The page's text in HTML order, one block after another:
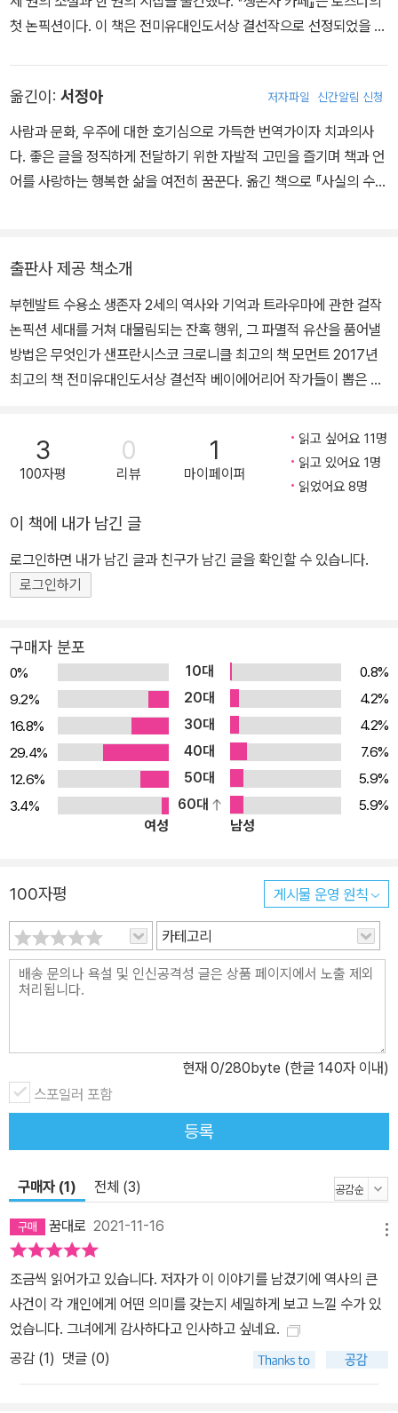
첫 논픽션이다. 이 책은 전미유대인도서상 결선작으로 선정되었을 뿐
아대학 어바인 캠퍼스에서 예술학 석사과정을 밟았으며, 호주 퀸즐랜
드대학에서도 수학했다. 대학에서 30년 넘게 창작과 작문을 가르쳤
고, 홀로코스트 생존자 부부의 딸로서 자신의 생각과 경험을 바탕으
로 픽션과 논픽션, 시와 산문을 넘나들며 솔직하고 울림 있는 작품들
속도The Speed of Light』는 9개국어로 번역되었고, 엘리 위젤이
심사위원으로 참여한 해럴드 U. 리발로상과 프랑스 블뢰 지롱드상을
비롯해 미국과 유럽에서 유수의 문학상을 수상했다. 특히 2003년에
는 프랑스어 번역본이 높은 권위를 자랑하는 페미나상의 최종 후보작
에 오르기도 했다. 두번째 소설 『블루 누드Blue Nude』는 『샌프란시
릭 시티Electric City』는 미국 공영 라디오NPR가 선정한 2014년
최고의 책 목록에 이름을 올렸다. 자전적 시집 『중력Gravity』 역시
옮긴이: 서정아 저자파일 신간알림 신청
사람과 문화, 우주에 대한 호기심으로 가득한 번역가이자 치과의사
다. 좋은 글을 정직하게 전달하기 위한 자발적 고민을 즐기며 책과 언
어를 사랑하는 행복한 삶을 여전히 꿈꾼다. 옮긴 책으로 『사실의 수
『맹그로브의 눈물』 등이 있다.
출판사 제공 책소개
부헨발트 수용소 생존자 2세의 역사와 기억과 트라우마에 관한 걸작
논픽션 세대를 거쳐 대물림되는 잔혹 행위, 그 파멸적 유산을 품어낼
방법은 무엇인가 샌프란시스코 크로니클 최고의 책 모먼트 2017년
최고의 책 전미유대인도서상 결선작 베이에어리어 작가들이 뽑은 가
인계 미국인 작가가 부모 세대의 기억이 망각되는 것이 두려워 독일
의 노쇠한 홀로코스트 생존자들을 찾아다니며 그들의 이야기를 기록
한 것이다. 시인이자 소설가이며 에세이스트인 저자는 부모의 트라우
쑥불쑥 튀어나와 괴롭혀왔다는 것을 자각하며 2세로서의 의무를 저
버리지 않기 위해 글을 쓰기 시작했다. 그녀는 인터뷰어가 되어 생존
자들의 기억을 파고들어간다. 작가는 그들이 들려주는 이야기에 자신
의 부모 이야기와 자랄 때의 가정환경이 얼룩처럼 덧칠되는 것을 느
으로 이야기를 전개한다. 홀로코스트의 기억에 대해서는 프리모 레비
나 파울 첼란 등 생존자 작가들의 뛰어난 작품들이 이미 많이 전해지
고 있다. 이번 엘리자베스 로즈너의 책은 희생자 1세의 자식 세대인 2
세가 그 기억과 마주하고자 했다는 데 특징이 있다. 로즈너는 자신이
이 기억과 고통의 유전을 어떻게 받아들이고 있는가 드러내 보여줌으
로써 이것이 3세대, 4세대로까지 이어질 문제임을 상기시켜준다. 한
편 저자는 홀로코스트 희생자들을 만나는 와중에도, “우리는 가해자
를 비판하려는 본능을 되도록 억제해야 한다”면서 “피해자의 호소에
면 우리는 우리가 곧 가해자일 수 있고, 또 가해자들 역시 우리처럼 목
숨을 부지하기 위해 그런 일을 저질렀던 것이기에, 그들의 이야기를
끌어안아야만 우리 인간이 어디까지 견딜 수 있고 무슨 짓까지 저지
를 수 있는지에 관해 진정으로 이해할 수 있다고 보는 것이다. 트라우
마라는 유산 “이 유산은 나를 전 세계 수백만의 타인과 연결시킨다.
누군가는 전쟁으로, 누군가는 제노사이드로, 누군가는 국적의 부재로
갈수록, 나는 전 세계의 폭력과 박해, 강제이동, 몰살이 세대 간에 반
향을 일으키고, 또한 회복으로 이어지는 모습을 더 뚜렷이 확인하게
된다.” 최근의 후성유전학 연구는 의미심장한 결과를 알려준다. 아직
정확한 메커니즘은 발견되지 않았지만, 부모 세대의 외상후 스트레스
장애가 자손들에게 유전적으로 대물림된다는 것이다. 트라우마에 시
달리는 부모의 자녀들은 우울증과 불안증에 걸릴 확률이 대조군에 비
해 3배 더 높다. 심지어 생존자의 손녀들까지, 직접 경험하지 않은 고
통을 끊임없이 마주하고 치유해나가고 있다. 저자 또한 생존자의 딸
로서 슬픔과 불안, 분노, 혹은 “우리에게 속한 듯 속하지 않은 경험의
망령들”과 함께 살아왔다. 그러나 저자는 이 유산을 결국 끌어안고 있
다. 그리고 이는 베트남 전쟁, 킬링필드, 아르메니아 학살 등 다른 시
간과 공간에서 벌어진 비극의 생존자와 그 자녀들에게 연결된다. 폭
력의 시대를 살아낸 사람들이 점점 사라져가는 지금, 이 유산을 통해
3
100자평
0
리뷰
1
마이페이퍼
읽고 싶어요 11명
읽고 있어요 1명
읽었어요 8명
이 책에 내가 남긴 글
로그인하면 내가 남긴 글과 친구가 남긴 글을 확인할 수 있습니다.
로그인하기
구매자 분포
0% 10대
0.8%
9.2%
20대
4.2%
16.8%
30대
4.2%
29.4%
40대
7.6%
12.6%
50대
5.9%
3.4%
60대
5.9%
여성
남성
100자평 게시물 운영 원칙
카테고리
현재 0/280byte (한글 140자 이내)
스포일러 포함
등록
구매자 (1) 전체 (3)
꿈대로 2021-11-16
조금씩 읽어가고 있습니다. 저자가 이 이야기를 남겼기에 역사의 큰
사건이 각 개인에게 어떤 의미를 갖는지 세밀하게 보고 느낄 수가 있
었습니다. 그녀에게 감사하다고 인사하고 싶네요.
공감 (1) 댓글 (0)